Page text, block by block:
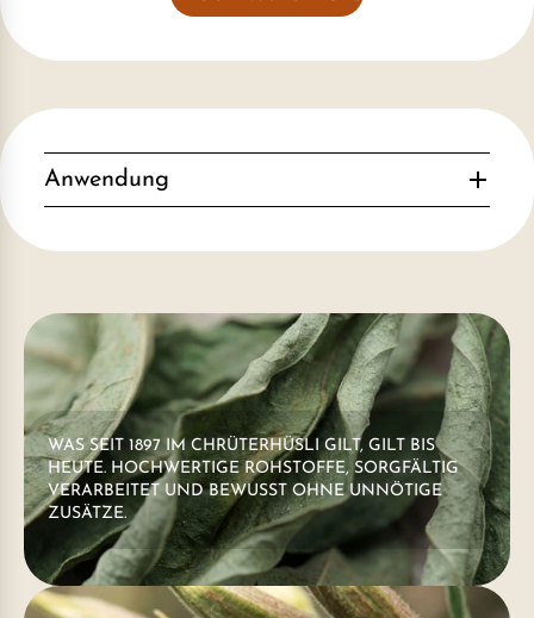
Anwendung
WAS SEIT 1897 IM CHRÜTERHÜSLI GILT, GILT BIS
HEUTE. HOCHWERTIGE ROHSTOFFE, SORGFÄLTIG
VERARBEITET UND BEWUSST OHNE UNNÖTIGE
ZUSÄTZE.